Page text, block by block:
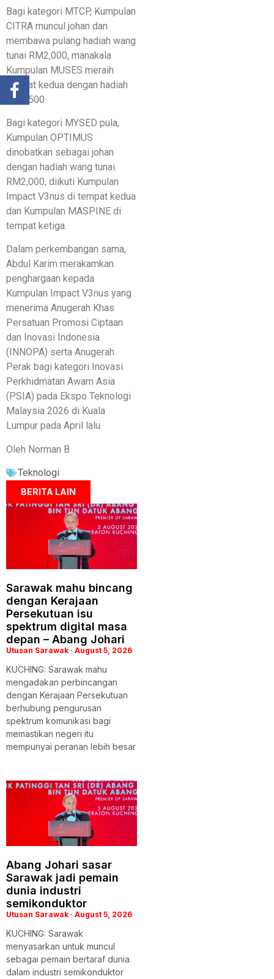
Bagi kategori MTCP, Kumpulan
CITRA muncul johan dan
membawa pulang hadiah wang
tunai RM2,000, manakala
Kumpulan MUSES meraih
tempat kedua dengan hadiah
RM1,500.
Bagi kategori MYSED pula,
Kumpulan OPTIMUS
dinobatkan sebagai johan
dengan hadiah wang tunai
RM2,000, diikuti Kumpulan
Impact V3nus di tempat kedua
dan Kumpulan MASPINE di
tempat ketiga.
Dalam perkembangan sama,
Abdul Karim merakamkan
penghargaan kepada
Kumpulan Impact V3nus yang
menerima Anugerah Khas
Persatuan Promosi Ciptaan
dan Inovasi Indonesia
(INNOPA) serta Anugerah
Perak bagi kategori Inovasi
Perkhidmatan Awam Asia
(PSIA) pada Ekspo Teknologi
Malaysia 2026 di Kuala
Lumpur pada April lalu.
Oleh Norman B
Teknologi
BERITA LAIN
Sarawak mahu bincang
dengan Kerajaan
Persekutuan isu
spektrum digital masa
depan – Abang Johari
Utusan Sarawak August 5, 2026
KUCHING: Sarawak mahu
mengadakan perbincangan
dengan Kerajaan Persekutuan
berhubung pengurusan
spektrum komunikasi bagi
memastikan negeri itu
mempunyai peranan lebih besar
Abang Johari sasar
Sarawak jadi pemain
dunia industri
semikonduktor
Utusan Sarawak August 5, 2026
KUCHING: Sarawak
menyasarkan untuk muncul
sebagai pemain bertaraf dunia
dalam industri semikonduktor